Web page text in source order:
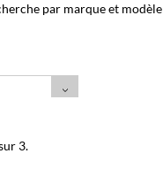
par marque et modèle
3.